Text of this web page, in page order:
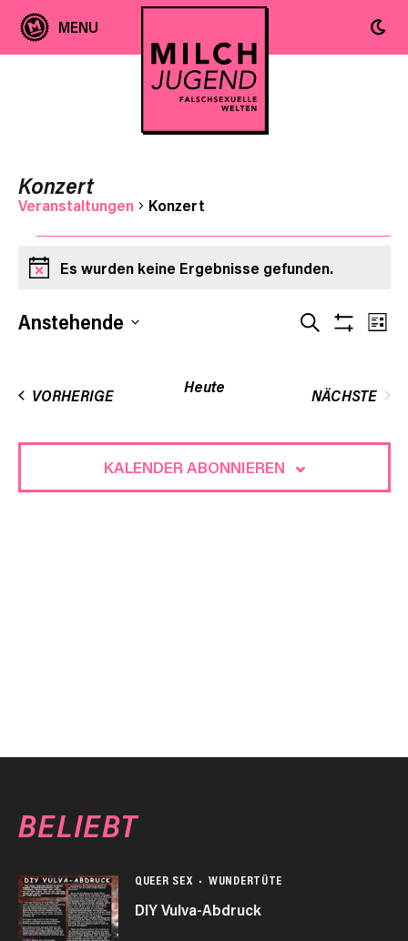
Konzert
Veranstaltungen Konzert
Veranstaltungen
HinweisEs wurden keine Ergebnisse gefunden.
SUCHE
Anstehende
VORHERIGEVERANSTALTUNGEN
Heute
NÄCHSTE
KALENDER ABONNIEREN
BELIEBT
QUEER SEX WUNDERTÜTE
DIY Vulva-Abdruck